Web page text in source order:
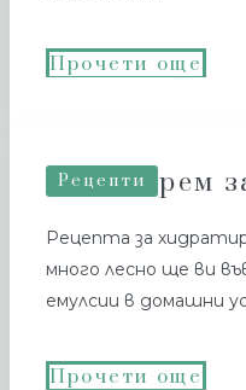
Прочети още
Рецепти
Лесен крем
Рецепта за
много лесно ще ви
емулсии в домашни
Прочети още